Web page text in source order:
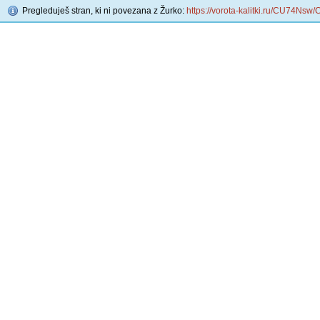
Pregleduješ stran, ki ni povezana z Žurko: https://vorota-kalitki.ru/CU74Nsw/